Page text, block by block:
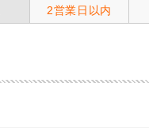
2営業日以内